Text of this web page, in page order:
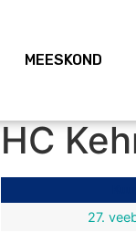
MEESKOND
HC
27.